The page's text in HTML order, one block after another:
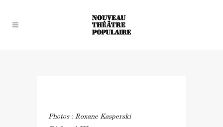
Photos : Roxane Kasperski